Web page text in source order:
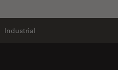
Industrial